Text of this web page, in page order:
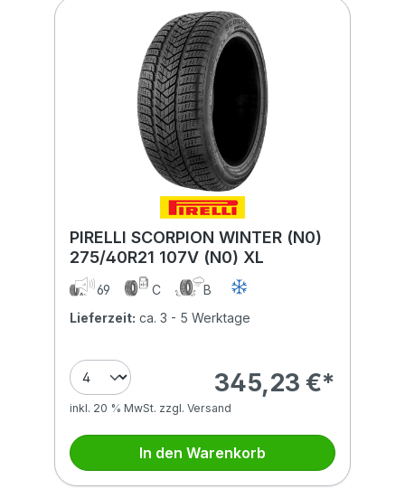
PIRELLI SCORPION WINTER (N0)
275/40R21 107V (N0) XL
69 C
B
Lieferzeit: ca. 3 - 5 Werktage
345,23 €*
inkl. 20 % MwSt. zzgl. Versand
In den Warenkorb